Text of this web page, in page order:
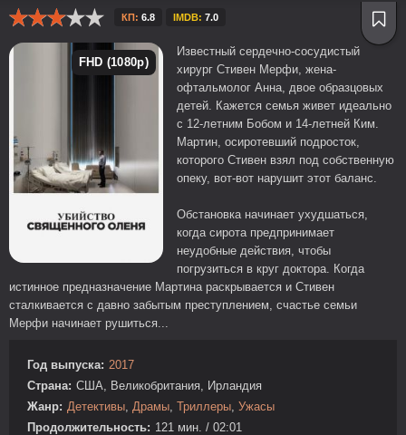
КП: 6.8 IMDB: 7.0
FHD (1080p)
Известный сердечно-сосудистый
хирург Стивен Мерфи, жена-
офтальмолог Анна, двое образцовых
детей. Кажется семья живет идеально
с 12-летним Бобом и 14-летней Ким.
Мартин, осиротевший подросток,
которого Стивен взял под собственную
опеку, вот-вот нарушит этот баланс.
Обстановка начинает ухудшаться,
когда сирота предпринимает
неудобные действия, чтобы
погрузиться в круг доктора. Когда
истинное предназначение Мартина раскрывается и Стивен
сталкивается с давно забытым преступлением, счастье семьи
Мерфи начинает рушиться...
Год выпуска: 2017
Страна: США, Великобритания, Ирландия
Жанр: Детективы, Драмы, Триллеры, Ужасы
Продолжительность: 121 мин. / 02:01